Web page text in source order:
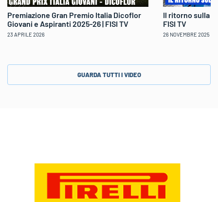
Premiazione Gran Premio Italia Dicoflor
Giovani e Aspiranti 2025-26 | FISI TV
23 APRILE 2026
Il ritorno sulla
FISI TV
26 NOVEMBRE 2025
GUARDA TUTTI I VIDEO